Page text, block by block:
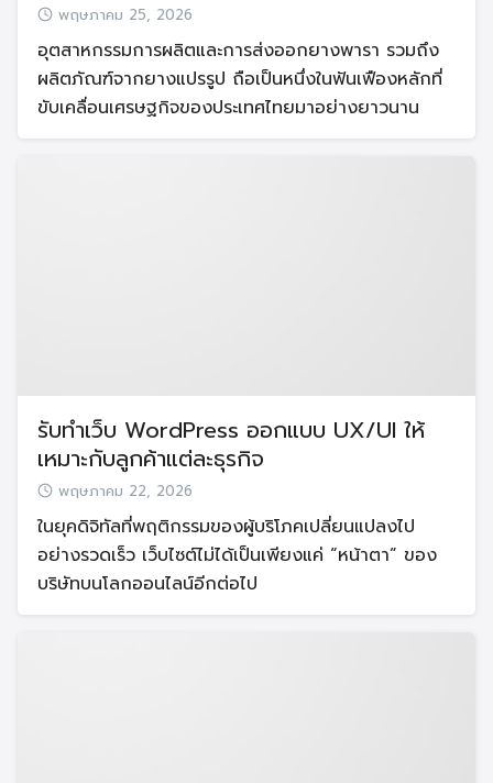
พฤษภาคม 25, 2026
อุตสาหกรรมการผลิตและการส่งออกยางพารา รวมถึง
ผลิตภัณฑ์จากยางแปรรูป ถือเป็นหนึ่งในฟันเฟืองหลักที่
ขับเคลื่อนเศรษฐกิจของประเทศไทยมาอย่างยาวนาน
รับทำเว็บ WordPress ออกแบบ UX/UI ให้
เหมาะกับลูกค้าแต่ละธุรกิจ
พฤษภาคม 22, 2026
ในยุคดิจิทัลที่พฤติกรรมของผู้บริโภคเปลี่ยนแปลงไป
อย่างรวดเร็ว เว็บไซต์ไม่ได้เป็นเพียงแค่ “หน้าตา” ของ
บริษัทบนโลกออนไลน์อีกต่อไป